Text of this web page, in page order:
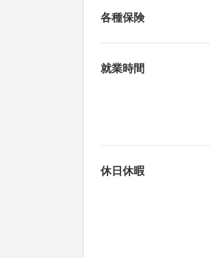
各種保険
就業時間
休日休暇